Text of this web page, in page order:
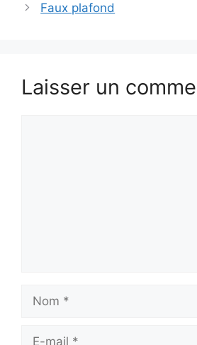
Faux plafond
Laisser un
Nom